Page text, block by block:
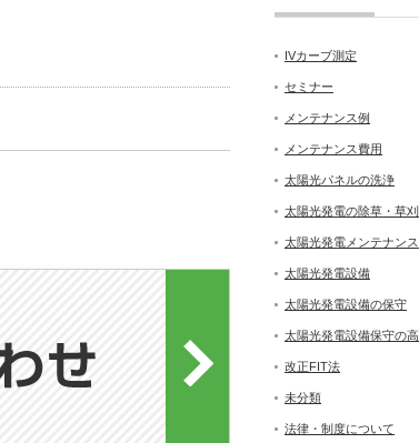
IVカーブ測定
セミナー
メンテナンス例
メンテナンス費用
太陽光パネルの洗浄
太陽光発電の除草・草刈
太陽光発電メンテナンス
太陽光発電設備
太陽光発電設備の保守
太陽光発電設備保守の
改正FIT法
未分類
法律・制度について